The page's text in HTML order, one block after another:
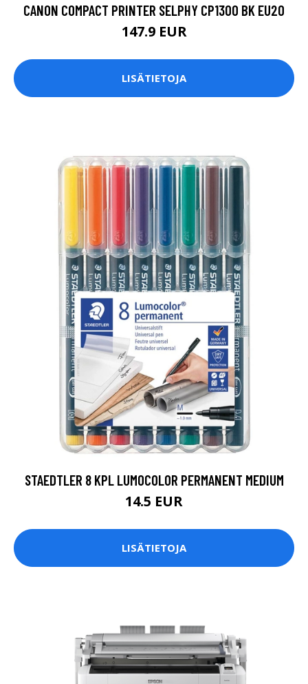
CANON COMPACT PRINTER SELPHY CP1300 BK EU20
147.9 EUR
LISÄTIETOJA
STAEDTLER 8 KPL LUMOCOLOR PERMANENT MEDIUM
14.5 EUR
LISÄTIETOJA